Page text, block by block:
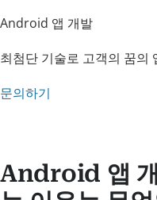
Android 앱 개발
최첨단 기술로 고객의 꿈의
문의하기
Android 앱